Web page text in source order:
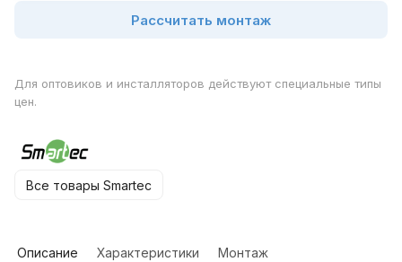
Рассчитать монтаж
Для оптовиков и инсталляторов действуют специальные типы
цен.
Все товары Smartec
Описание Характеристики Монтаж